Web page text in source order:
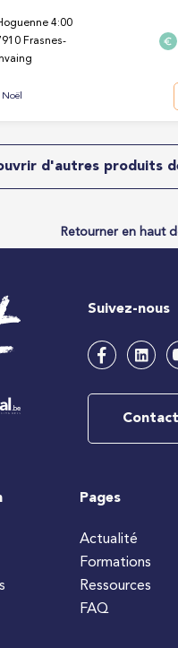
4:00
Frasnes-
d'autres produits
Retourner en haut
Suivez-nous
Pages
Actualité
Formations
Ressources
FAQ